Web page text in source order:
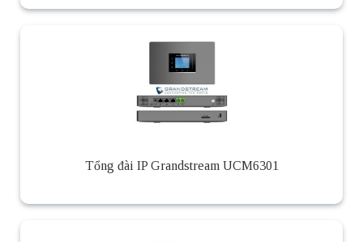
Tổng đài IP Grandstream UCM6301